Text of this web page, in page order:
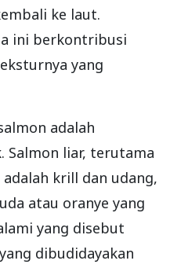
ke laut.
ini berkontribusi
yang
adalah
Salmon liar, terutama
krill dan udang,
atau oranye yang
yang disebut
dibudidayakan